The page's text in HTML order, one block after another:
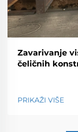
Zavarivanje
čeličnih
PRIKAŽI VIŠE